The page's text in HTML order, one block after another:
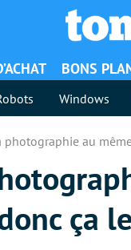
BONS
Windows
au
ça